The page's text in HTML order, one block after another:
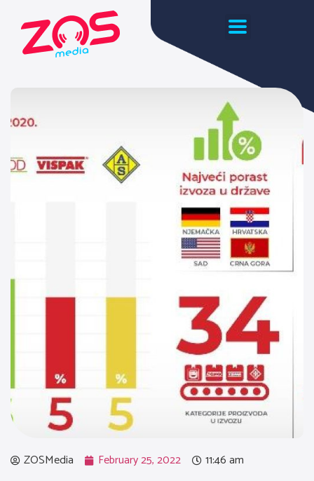
ZOSMedia February 25, 2022 11:46 am